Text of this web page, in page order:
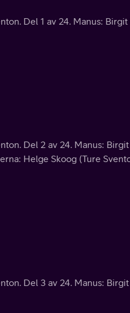
Del 1 av 24. Manus: Birgit
Del 2 av 24. Manus:
Helge Skoog (Ture
Del 3 av 24. Manus: